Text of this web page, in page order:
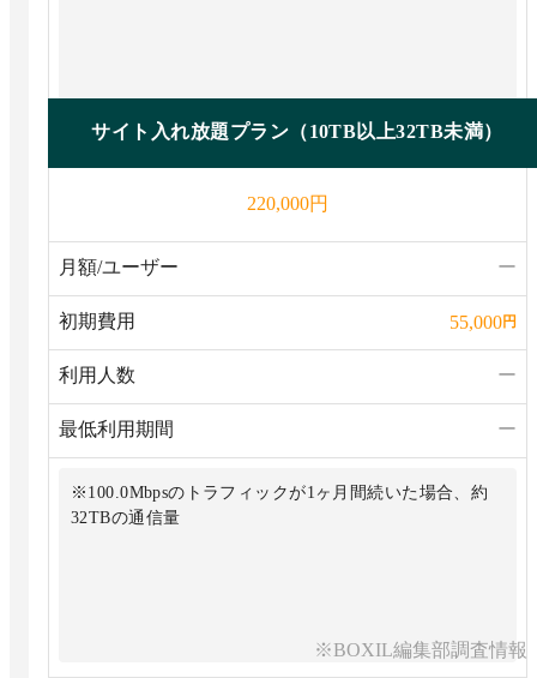
サイト入れ放題プラン（10TB以上32TB未満）
220,000円
月額/ユーザー ー
初期費用 55,000円
利用人数 ー
最低利用期間 ー
※100.0Mbpsのトラフィックが1ヶ月間続いた場合、約
32TBの通信量
※BOXIL編集部調査情報